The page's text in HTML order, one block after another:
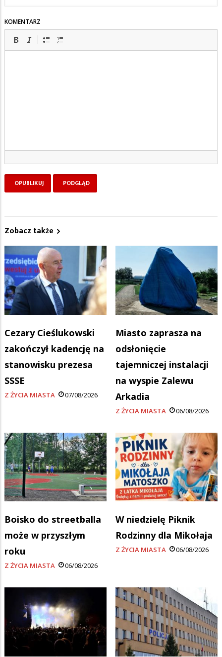
KOMENTARZ
Zobacz także
Cezary Cieślukowski
zakończył kadencję na
stanowisku prezesa
SSSE
Z ŻYCIA MIASTA 07/08/2026
Miasto zaprasza na
odsłonięcie
tajemniczej instalacji
na wyspie Zalewu
Arkadia
Z ŻYCIA MIASTA 06/08/2026
Boisko do streetballa
może w przyszłym
roku
Z ŻYCIA MIASTA 06/08/2026
W niedzielę Piknik
Rodzinny dla Mikołaja
Z ŻYCIA MIASTA 06/08/2026